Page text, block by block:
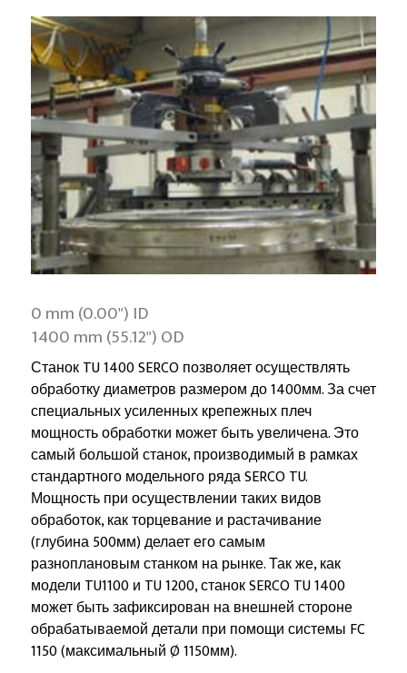
0 mm (0.00") ID
1400 mm (55.12") OD
Станок TU 1400 SERCO позволяет осуществлять
обработку диаметров размером до 1400мм. За счет
специальных усиленных крепежных плеч
мощность обработки может быть увеличена. Это
самый большой станок, производимый в рамках
стандартного модельного ряда SERCO TU.
Мощность при осуществлении таких видов
обработок, как торцевание и растачивание
(глубина 500мм) делает его самым
разноплановым станком на рынке. Так же, как
модели TU1100 и TU 1200, станок SERCO TU 1400
может быть зафиксирован на внешней стороне
обрабатываемой детали при помощи системы FC
1150 (максимальный Ø 1150мм).